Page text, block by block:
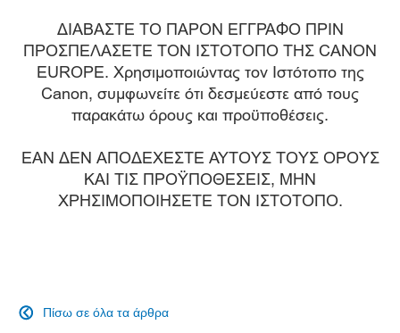
ΔΙΑΒΑΣΤΕ ΤΟ ΠΑΡΟΝ ΕΓΓΡΑΦΟ ΠΡΙΝ
ΠΡΟΣΠΕΛΑΣΕΤΕ ΤΟΝ ΙΣΤΟΤΟΠΟ ΤΗΣ CANON
EUROPE. Χρησιμοποιώντας τον Ιστότοπο της
Canon, συμφωνείτε ότι δεσμεύεστε από τους
παρακάτω όρους και προϋποθέσεις.
ΕΑΝ ΔΕΝ ΑΠΟΔΕΧΕΣΤΕ ΑΥΤΟΥΣ ΤΟΥΣ ΟΡΟΥΣ
ΚΑΙ ΤΙΣ ΠΡΟΫΠΟΘΕΣΕΙΣ, ΜΗΝ
ΧΡΗΣΙΜΟΠΟΙΗΣΕΤΕ ΤΟΝ ΙΣΤΟΤΟΠΟ.
Πίσω σε όλα τα άρθρα
